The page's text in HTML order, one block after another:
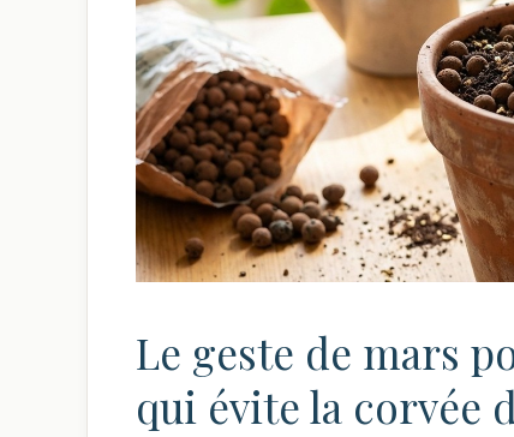
Le geste de mars
qui évite la corvée